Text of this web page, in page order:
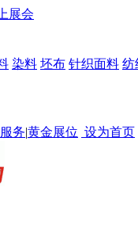
展会
染料 坯布 针织面料 纺
务|黄金展位 设为首页